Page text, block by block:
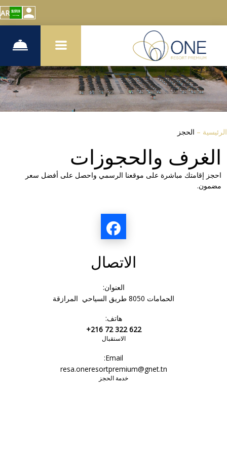
AR
الرئيسية – الحجز
الغرف والحجوزات
احجز إقامتك مباشرة على موقعنا الرسمي واحصل على أفضل سعر
مضمون.
الاتصال
العنوان:
الحمامات 8050 طريق السياحي المرازقة
هاتف:
+216 72 322 622
الاستقبال
Email:
resa.oneresortpremium@gnet.tn
خدمة الحجز